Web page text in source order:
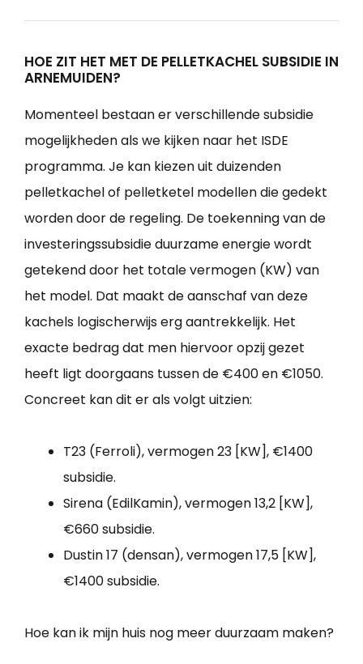
HOE ZIT HET MET DE PELLETKACHEL SUBSIDIE IN
ARNEMUIDEN?
Momenteel bestaan er verschillende subsidie
mogelijkheden als we kijken naar het ISDE
programma. Je kan kiezen uit duizenden
pelletkachel of pelletketel modellen die gedekt
worden door de regeling. De toekenning van de
investeringssubsidie duurzame energie wordt
getekend door het totale vermogen (KW) van
het model. Dat maakt de aanschaf van deze
kachels logischerwijs erg aantrekkelijk. Het
exacte bedrag dat men hiervoor opzij gezet
heeft ligt doorgaans tussen de €400 en €1050.
Concreet kan dit er als volgt uitzien:
T23 (Ferroli), vermogen 23 [KW], €1400
subsidie.
Sirena (EdilKamin), vermogen 13,2 [KW],
€660 subsidie.
Dustin 17 (densan), vermogen 17,5 [KW],
€1400 subsidie.
Hoe kan ik mijn huis nog meer duurzaam maken?